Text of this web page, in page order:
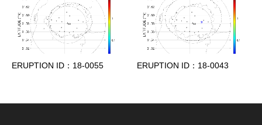
ERUPTION ID：18-0055 ERUPTION ID：18-0043